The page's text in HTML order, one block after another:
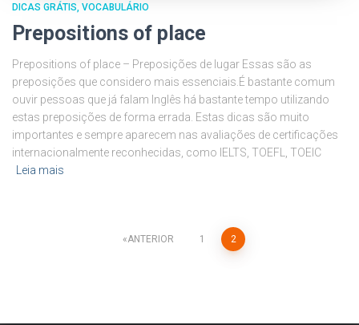
DICAS GRÁTIS VOCABULÁRIO
Prepositions of place
Prepositions of place – Preposições de lugar Essas são as
preposições que considero mais essenciais.É bastante comum
ouvir pessoas que já falam Inglês há bastante tempo utilizando
estas preposições de forma errada. Estas dicas são muito
importantes e sempre aparecem nas avaliações de certificações
internacionalmente reconhecidas, como IELTS, TOEFL, TOEIC
Leia mais
ANTERIOR 1 2